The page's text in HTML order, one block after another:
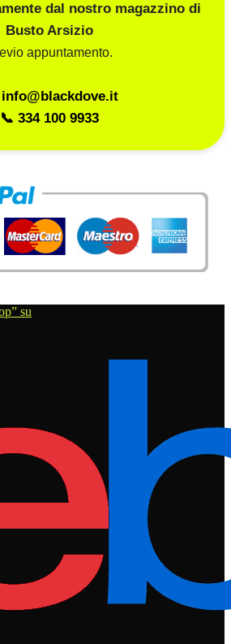
dal nostro magazzino di
Busto Arsizio
appuntamento.
📞 334 100 9933
su